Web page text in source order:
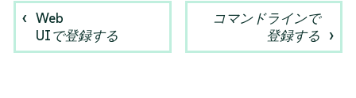
Web
UIで登録する
コマンドラインで
登録する